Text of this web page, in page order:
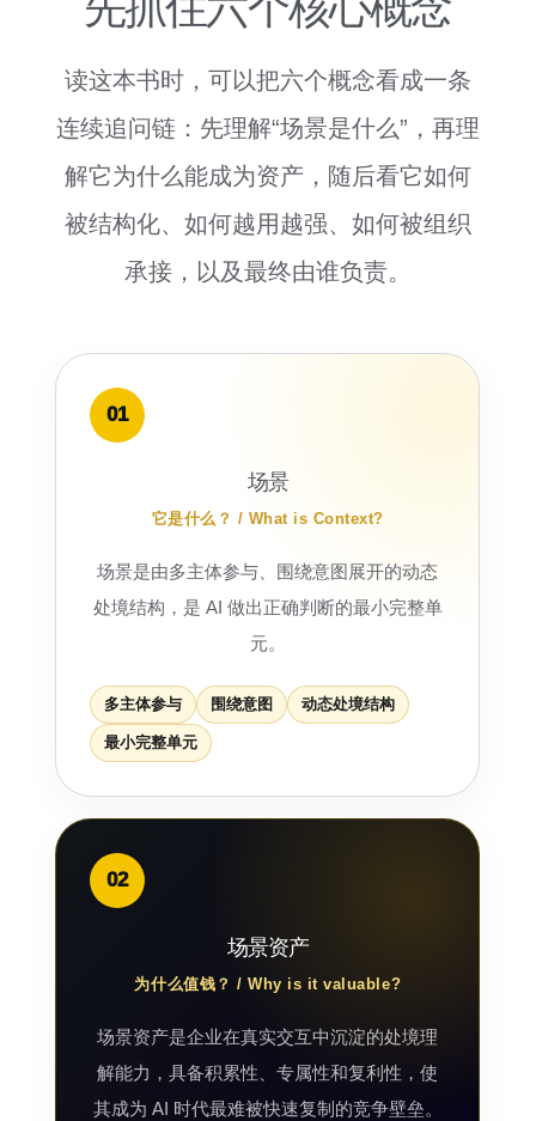
读这本书时，可以把六个概念看成一条
连续追问链：先理解“场景是什么”，再理
解它为什么能成为资产，随后看它如何
被结构化、如何越用越强、如何被组织
承接，以及最终由谁负责。
01
场景
它是什么？ / What is Context?
场景是由多主体参与、围绕意图展开的动态
处境结构，是 AI 做出正确判断的最小完整单
元。
多主体参与 围绕意图 动态处境结构
最小完整单元
02
场景资产
为什么值钱？ / Why is it valuable?
场景资产是企业在真实交互中沉淀的处境理
解能力，具备积累性、专属性和复利性，使
其成为 AI 时代最难被快速复制的竞争壁垒。